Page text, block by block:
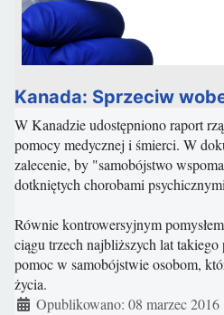
Kanada: Sprzeciw
W Kanadzie udostępniono raport
pomocy medycznej i śmierci. W
zalecenie, by "samobójstwo
dotkniętych chorobami
Równie kontrowersyjnym
ciągu trzech najbliższych lat
pomoc w samobójstwie osobom,
życia.
Szczegóły
Opublikowano: 08 marzec 2016